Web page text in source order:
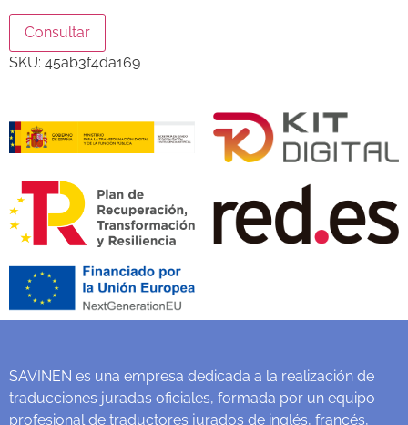
Consultar
SKU: 45ab3f4da169
SAVINEN es una empresa dedicada a la realización de
traducciones juradas oficiales, formada por un equipo
profesional de traductores jurados de inglés, francés,